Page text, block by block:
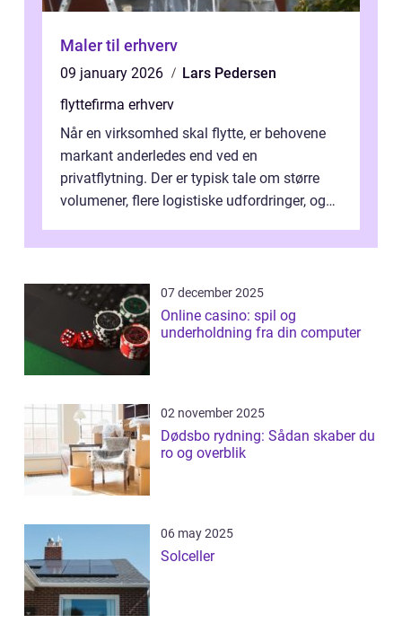
Maler til erhverv
09 january 2026
Lars Pedersen
flyttefirma erhverv
Når en virksomhed skal flytte, er behovene
markant anderledes end ved en
privatflytning. Der er typisk tale om større
volumener, flere logistiske udfordringer, og
07 december 2025
Online casino: spil og
underholdning fra din computer
02 november 2025
Dødsbo rydning: Sådan skaber du
ro og overblik
06 may 2025
Solceller